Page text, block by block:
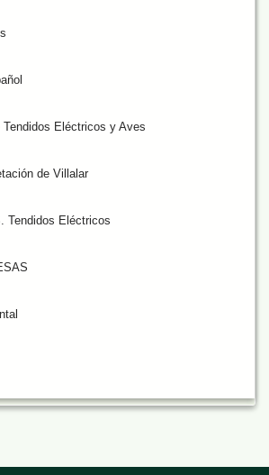
Eléctricos y Aves
de Villalar
Tendidos Eléctricos